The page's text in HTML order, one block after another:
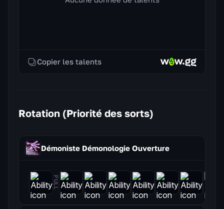
Copier les talents
Rotation (Priorité des sorts)
Démoniste Démonologie Ouverture
PULL